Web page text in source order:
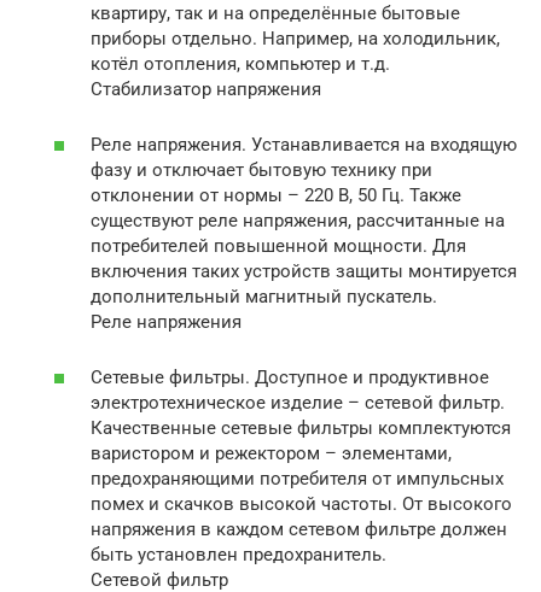
квартиру, так и на определённые бытовые
приборы отдельно. Например, на холодильник,
котёл отопления, компьютер и т.д.
Стабилизатор напряжения
Реле напряжения. Устанавливается на входящую
фазу и отключает бытовую технику при
отклонении от нормы – 220 В, 50 Гц. Также
существуют реле напряжения, рассчитанные на
потребителей повышенной мощности. Для
включения таких устройств защиты монтируется
дополнительный магнитный пускатель.
Реле напряжения
Сетевые фильтры. Доступное и продуктивное
электротехническое изделие – сетевой фильтр.
Качественные сетевые фильтры комплектуются
варистором и режектором – элементами,
предохраняющими потребителя от импульсных
помех и скачков высокой частоты. От высокого
напряжения в каждом сетевом фильтре должен
быть установлен предохранитель.
Сетевой фильтр